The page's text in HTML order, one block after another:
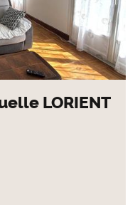
LORIENT